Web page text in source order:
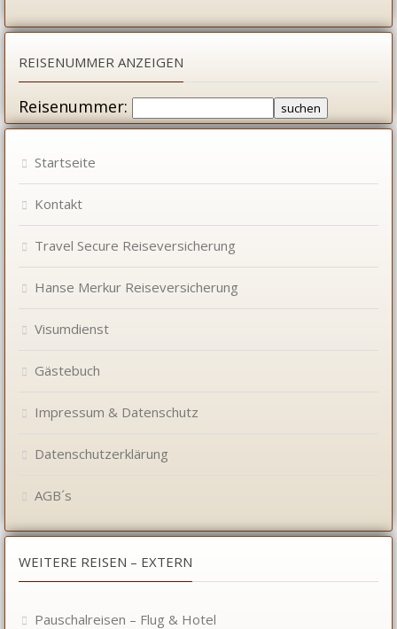
REISENUMMER ANZEIGEN
Reisenummer:
Startseite
Kontakt
Travel Secure Reiseversicherung
Hanse Merkur Reiseversicherung
Visumdienst
Gästebuch
Impressum & Datenschutz
Datenschutzerklärung
AGB´s
WEITERE REISEN – EXTERN
Pauschalreisen – Flug & Hotel